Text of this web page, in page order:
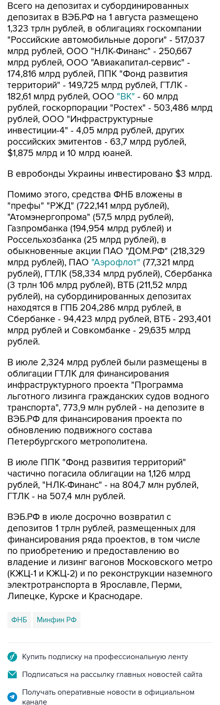
Всего на депозитах и субординированных
депозитах в ВЭБ.РФ на 1 августа размещено
1,323 трлн рублей, в облигациях госкомпании
"Российские автомобильные дороги" - 517,037
млрд рублей, ООО "НЛК-Финанс" - 250,667
млрд рублей, ООО "Авиакапитал-сервис" -
174,816 млрд рублей, ППК "Фонд развития
территорий" - 149,725 млрд рублей, ГТЛК -
182,61 млрд рублей, ООО "ВК" - 60 млрд
рублей, госкорпорации "Ростех" - 503,486 млрд
рублей, ООО "Инфраструктурные
инвестиции-4" - 4,05 млрд рублей, других
российских эмитентов - 63,7 млрд рублей,
$1,875 млрд и 10 млрд юаней.
В евробонды Украины инвестировано $3 млрд.
Помимо этого, средства ФНБ вложены в
"префы" "РЖД" (722,141 млрд рублей),
"Атомэнергопрома" (57,5 млрд рублей),
Газпромбанка (194,954 млрд рублей) и
Россельхозбанка (25 млрд рублей), в
обыкновенные акции ПАО "ДОМ.РФ" (218,329
млрд рублей), ПАО "Аэрофлот" (77,321 млрд
рублей), ГТЛК (58,334 млрд рублей), Сбербанка
(3 трлн 106 млрд рублей), ВТБ (211,52 млрд
рублей), на субординированных депозитах
находятся в ГПБ 204,286 млрд рублей, в
Сбербанке - 94,423 млрд рублей, ВТБ - 293,401
млрд рублей и Совкомбанке - 29,635 млрд
рублей.
В июле 2,324 млрд рублей были размещены в
облигации ГТЛК для финансирования
инфраструктурного проекта "Программа
льготного лизинга гражданских судов водного
транспорта", 773,9 млн рублей - на депозите в
ВЭБ.РФ для финансирования проекта по
обновлению подвижного состава
Петербургского метрополитена.
В июле ППК "Фонд развития территорий"
частично погасила облигации на 1,126 млрд
рублей, "НЛК-Финанс" - на 804,7 млн рублей,
ГТЛК - на 507,4 млн рублей.
ВЭБ.РФ в июле досрочно возвратил с
депозитов 1 трлн рублей, размещенных для
финансирования ряда проектов, в том числе
по приобретению и предоставлению во
владение и лизинг вагонов Московского метро
(КЖЦ-1 и КЖЦ-2) и по реконструкции наземного
электротранспорта в Ярославле, Перми,
Липецке, Курске и Краснодаре.
ФНБ Минфин РФ
Купить подписку на профессиональную ленту
Подписаться на рассылку главных новостей сайта
Получать оперативные новости в официальном
канале